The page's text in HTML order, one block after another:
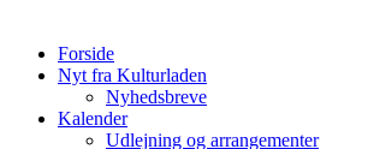
Forside
Nyt fra Kulturladen
Nyhedsbreve
Kalender
Udlejning og arrangementer